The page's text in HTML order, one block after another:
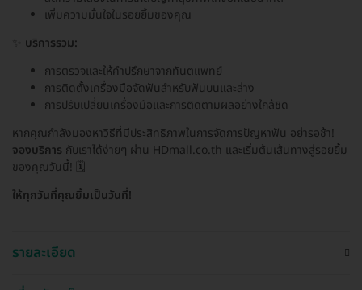
เพิ่มความมั่นใจในรอยยิ้มของคุณ
บริการรวม:
การตรวจและให้คำปรึกษาจากทันตแพทย์
การติดตั้งเครื่องมือจัดฟันสำหรับฟันบนและล่าง
การปรับเปลี่ยนเครื่องมือและการติดตามผลอย่างใกล้ชิด
หากคุณกำลังมองหาวิธีที่มีประสิทธิภาพในการจัดการปัญหาฟัน อย่ารอช้า!
จองบริการ กับเราได้ง่ายๆ ผ่าน HDmall.co.th และเริ่มต้นเส้นทางสู่รอยยิ้ม
ของคุณวันนี้! 🗓️
ให้ทุกวันที่คุณยิ้มเป็นวันที่!
รายละเอียด